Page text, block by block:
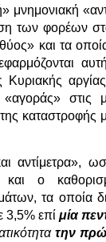
μνημονιακή
των φορέων
και τα
Κυριακής
στις
της
αντίμετρα»,
και ο
τα οποία
3,5% επί μία
την